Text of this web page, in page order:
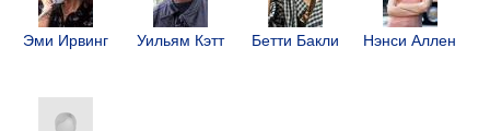
Эми Ирвинг Уильям Кэтт Бетти Бакли Нэнси Аллен